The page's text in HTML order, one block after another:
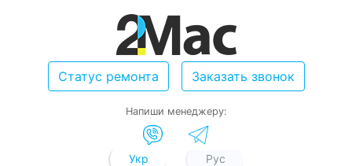
Статус ремонта Заказать звонок
Напиши менеджеру:
Укр Рус